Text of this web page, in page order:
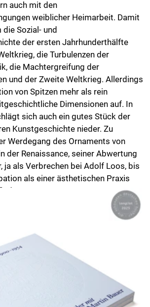
mehr als rein
auch ein gutes Stück der
nieder. Zu
des Ornaments von
seiner Abwertung
bei Adolf Loos, bis
einer ästhetischen Praxis
Stattler vor Augen legt.
das einen trotz aller
zurücklässt. Spannend‹.
Standard, Album, 30. August
für alle, die sich für die Kunst
filigranen Filetspitzen
die von Frauen hergestellt